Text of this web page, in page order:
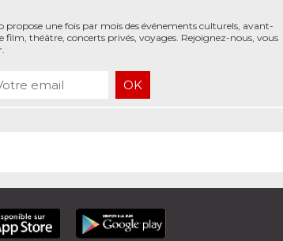
propose une fois par mois des événements culturels, avant-
film, théâtre, concerts privés, voyages. Rejoignez-nous, vous